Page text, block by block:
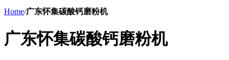
Home/广东怀集碳酸钙磨粉机
广东怀集碳酸钙磨粉机